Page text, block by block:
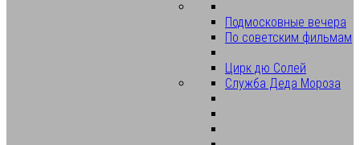
Подмосковные вечера
По советским фильмам
Цирк дю Солей
Служба Деда Мороза